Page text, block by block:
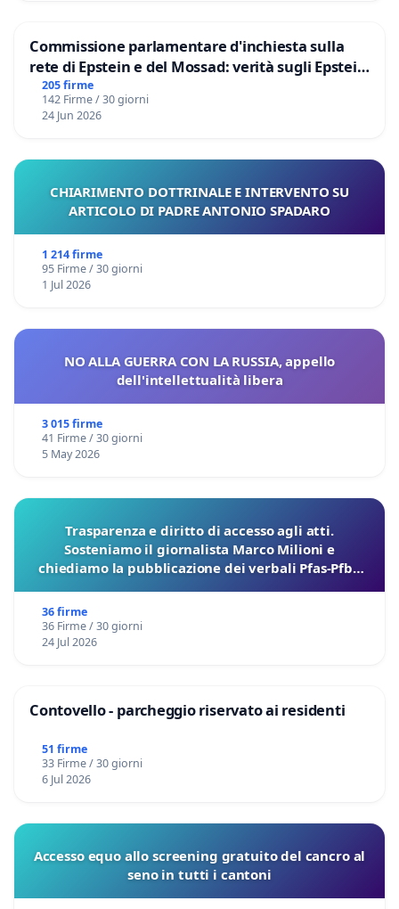
Commissione parlamentare d'inchiesta sulla
rete di Epstein e del Mossad: verità sugli Epstein
Files
205 firme
142 Firme / 30 giorni
24 Jun 2026
CHIARIMENTO DOTTRINALE E INTERVENTO SU
ARTICOLO DI PADRE ANTONIO SPADARO
1 214 firme
95 Firme / 30 giorni
1 Jul 2026
NO ALLA GUERRA CON LA RUSSIA, appello
dell'intellettualità libera
3 015 firme
41 Firme / 30 giorni
5 May 2026
Trasparenza e diritto di accesso agli atti.
Sosteniamo il giornalista Marco Milioni e
chiediamo la pubblicazione dei verbali Pfas-Pfba
36 firme
36 Firme / 30 giorni
24 Jul 2026
Contovello - parcheggio riservato ai residenti
51 firme
33 Firme / 30 giorni
6 Jul 2026
Accesso equo allo screening gratuito del cancro al
seno in tutti i cantoni